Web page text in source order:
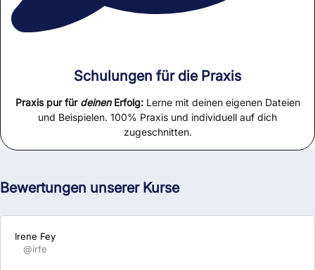
Schulungen für die Praxis
Praxis pur für deinen Erfolg: Lerne mit deinen eigenen Dateien
und Beispielen. 100% Praxis und individuell auf dich
zugeschnitten.
Bewertungen unserer Kurse
Irene Fey
@irfe